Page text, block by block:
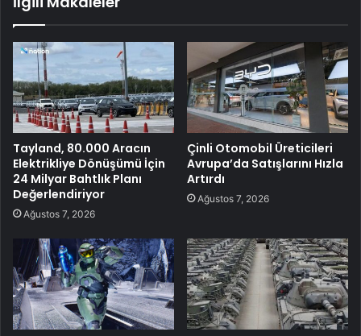
Tayland, 80.000 Aracın
Elektrikliye Dönüşümü İçin
24 Milyar Bahtlık Planı
Değerlendiriyor
Ağustos 7, 2026
Çinli Otomobil Üreticileri
Avrupa’da Satışlarını Hızla
Artırdı
Ağustos 7, 2026